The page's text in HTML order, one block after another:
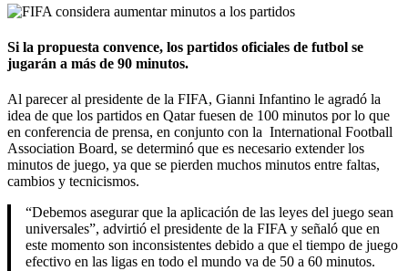
Si la propuesta convence, los partidos oficiales de futbol se
jugarán a más de 90 minutos.
Al parecer al presidente de la FIFA, Gianni Infantino le agradó la
idea de que los partidos en Qatar fuesen de 100 minutos por lo que
en conferencia de prensa, en conjunto con la International Football
Association Board, se determinó que es necesario extender los
minutos de juego, ya que se pierden muchos minutos entre faltas,
cambios y tecnicismos.
“Debemos asegurar que la aplicación de las leyes del juego sean
universales”, advirtió el presidente de la FIFA y señaló que en
este momento son inconsistentes debido a que el tiempo de juego
efectivo en las ligas en todo el mundo va de 50 a 60 minutos.